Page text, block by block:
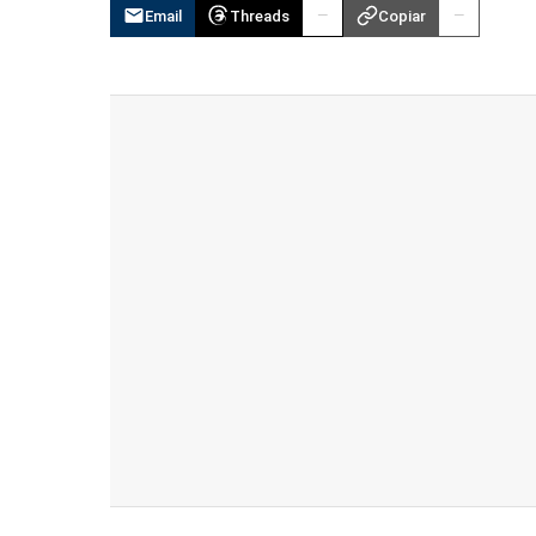
Email Threads Copiar